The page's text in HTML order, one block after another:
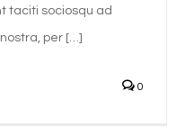
taciti sociosqu ad
per […]
0